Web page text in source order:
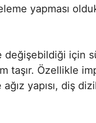
yapması
değişebildiği için
taşır. Özellikle
yapısı, diş